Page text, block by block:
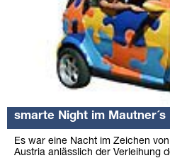
smarte Night im Mautner´s
Es war eine Nacht im Zeichen
Austria anlässlich der Verleihung